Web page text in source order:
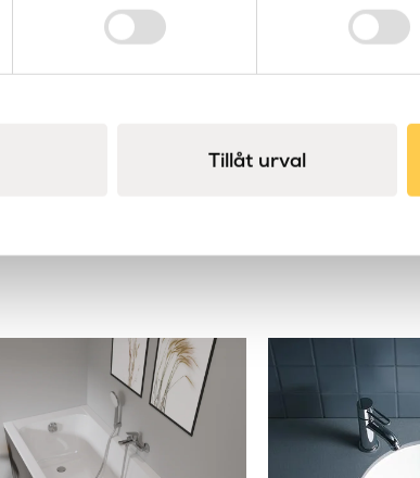
Tillåt urval
Bottenventil
Längd (mm)
Produkttyp
Varumärke
Dokument
Ritning
Ritning
Ritning
Montering
Ritning